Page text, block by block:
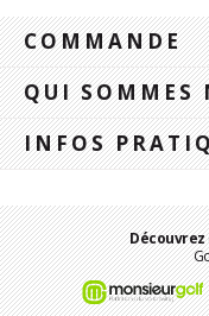
COMMANDE
QUI SOMMES
INFOS